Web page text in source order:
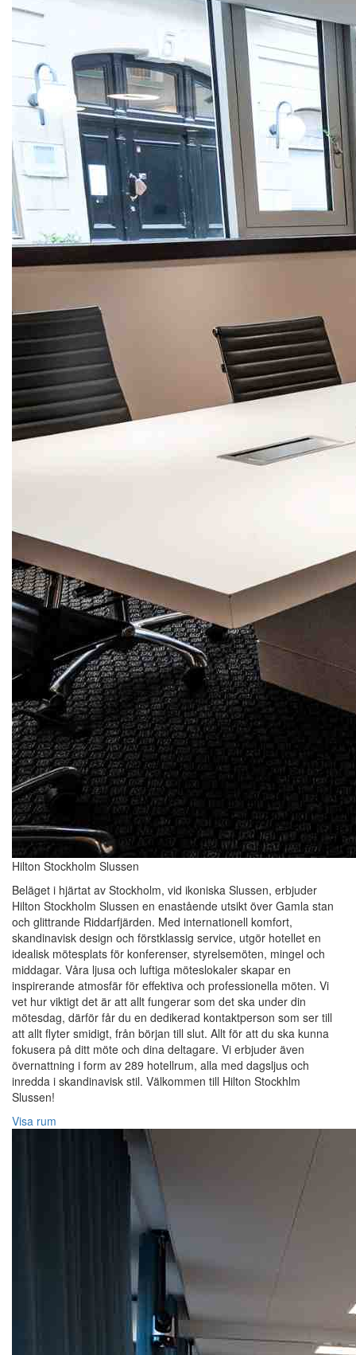
Hilton Stockholm Slussen
Beläget i hjärtat av Stockholm, vid ikoniska Slussen, erbjuder
Hilton Stockholm Slussen en enastående utsikt över Gamla stan
och glittrande Riddarfjärden. Med internationell komfort,
skandinavisk design och förstklassig service, utgör hotellet en
idealisk mötesplats för konferenser, styrelsemöten, mingel och
middagar. Våra ljusa och luftiga möteslokaler skapar en
inspirerande atmosfär för effektiva och professionella möten. Vi
vet hur viktigt det är att allt fungerar som det ska under din
mötesdag, därför får du en dedikerad kontaktperson som ser till
att allt flyter smidigt, från början till slut. Allt för att du ska kunna
fokusera på ditt möte och dina deltagare. Vi erbjuder även
övernattning i form av 289 hotellrum, alla med dagsljus och
inredda i skandinavisk stil. Välkommen till Hilton Stockhlm
Slussen!
Visa rum